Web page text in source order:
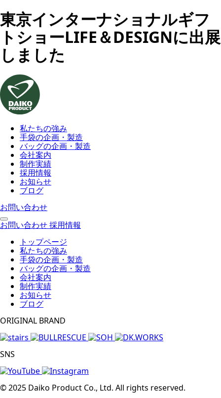
東京インターナショナルギフ
トショーLIFE＆DESIGNに出展
しました
私たちの強み
手袋の企画・製造
バッグの企画・製造
会社案内
制作実績
採用情報
お知らせ
ブログ
お問い合わせ
お問い合わせ採用情報
トップページ
私たちの強み
手袋の企画・製造
バッグの企画・製造
会社案内
制作実績
お知らせ
ブログ
ORIGINAL BRAND
SNS
© 2025 Daiko Product Co., Ltd. All rights reserved.